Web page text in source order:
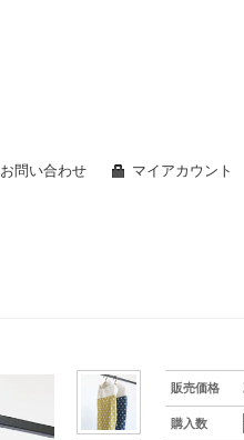
お問い合わせ マイアカウント
販売価格
購入数